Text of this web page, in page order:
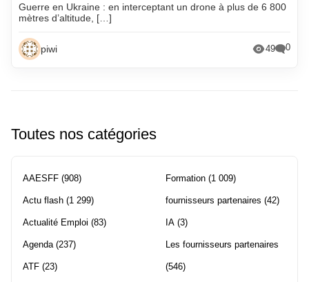
Guerre en Ukraine : en interceptant un drone à plus de 6 800
mètres d’altitude, […]
piwi 49 0
Toutes nos catégories
AAESFF (908)
Actu flash (1 299)
Actualité Emploi (83)
Agenda (237)
ATF (23)
Formation (1 009)
fournisseurs partenaires (42)
IA (3)
Les fournisseurs partenaires
(546)